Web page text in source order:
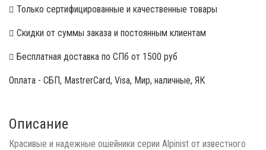
Только сертифицированные и качественные товары
Скидки от суммы заказа и постоянным клиентам
Бесплатная доставка по СПб от 1500 руб
Оплата - СБП, MastrerCard, Visa, Мир, наличные, ЯК
Описание
Красивые и надежные ошейники серии Alpinist от известного